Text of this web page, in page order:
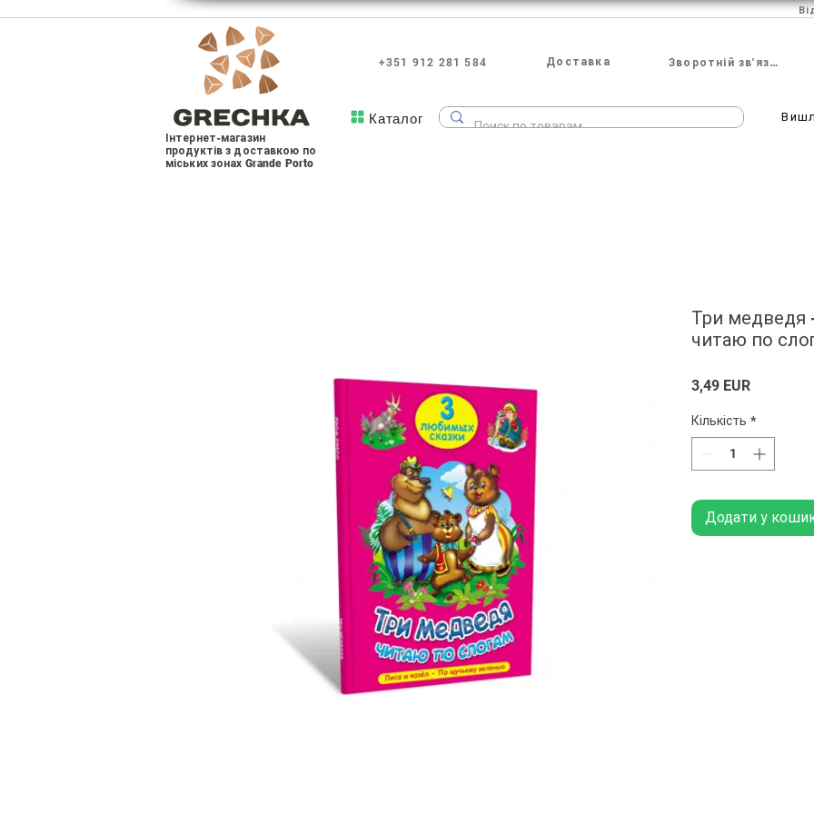
+351 912 281 584 Доставка Зворотній зв'язок
Інтернет-магазин
продуктів з доставкою по
міських зонах Grande Porto
Каталог
Три медведя
читаю по
3,49 EURЦіна
Кількість *
Додати у